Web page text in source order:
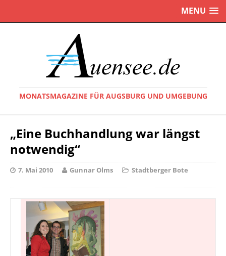
MENU
MONATSMAGAZINE FÜR AUGSBURG UND UMGEBUNG
„Eine Buchhandlung war längst
notwendig“
7. Mai 2010 Gunnar Olms Stadtberger Bote